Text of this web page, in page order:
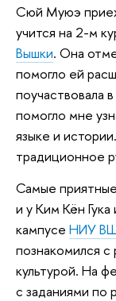
Сюй Муюэ
учится на 2-м
Вышки. Она
помогло ей
поучаствовала
помогло мне
языке и
традиционное
Самые
и у Ким Кён
кампусе НИУ
познакомился
культурой. На
с заданиями по